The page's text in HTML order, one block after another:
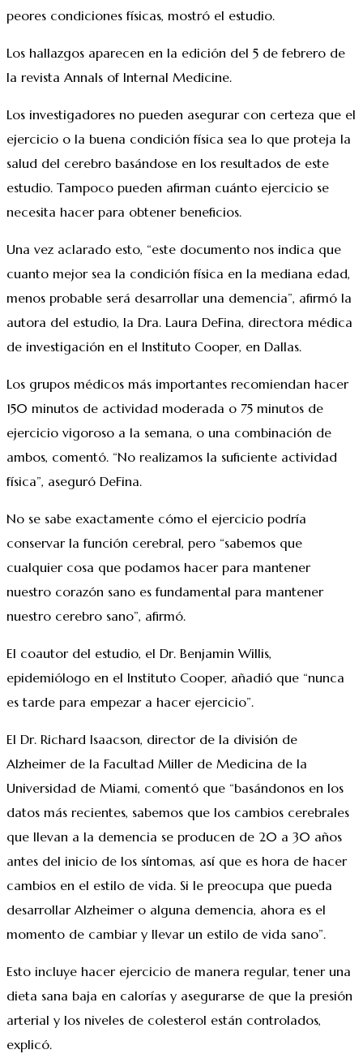
peores condiciones físicas, mostró el estudio.
Los hallazgos aparecen en la edición del 5 de febrero de
la revista Annals of Internal Medicine.
Los investigadores no pueden asegurar con certeza que el
ejercicio o la buena condición física sea lo que proteja la
salud del cerebro basándose en los resultados de este
estudio. Tampoco pueden afirman cuánto ejercicio se
necesita hacer para obtener beneficios.
Una vez aclarado esto, “este documento nos indica que
cuanto mejor sea la condición física en la mediana edad,
menos probable será desarrollar una demencia”, afirmó la
autora del estudio, la Dra. Laura DeFina, directora médica
de investigación en el Instituto Cooper, en Dallas.
Los grupos médicos más importantes recomiendan hacer
150 minutos de actividad moderada o 75 minutos de
ejercicio vigoroso a la semana, o una combinación de
ambos, comentó. “No realizamos la suficiente actividad
física”, aseguró DeFina.
No se sabe exactamente cómo el ejercicio podría
conservar la función cerebral, pero “sabemos que
cualquier cosa que podamos hacer para mantener
nuestro corazón sano es fundamental para mantener
nuestro cerebro sano”, afirmó.
El coautor del estudio, el Dr. Benjamin Willis,
epidemiólogo en el Instituto Cooper, añadió que “nunca
es tarde para empezar a hacer ejercicio”.
El Dr. Richard Isaacson, director de la división de
Alzheimer de la Facultad Miller de Medicina de la
Universidad de Miami, comentó que “basándonos en los
datos más recientes, sabemos que los cambios cerebrales
que llevan a la demencia se producen de 20 a 30 años
antes del inicio de los síntomas, así que es hora de hacer
cambios en el estilo de vida. Si le preocupa que pueda
desarrollar Alzheimer o alguna demencia, ahora es el
momento de cambiar y llevar un estilo de vida sano”.
Esto incluye hacer ejercicio de manera regular, tener una
dieta sana baja en calorías y asegurarse de que la presión
arterial y los niveles de colesterol están controlados,
explicó.